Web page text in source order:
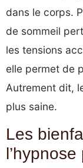
dans le corps.
de sommeil
les tensions
elle permet de
Autrement dit,
plus saine.
Les